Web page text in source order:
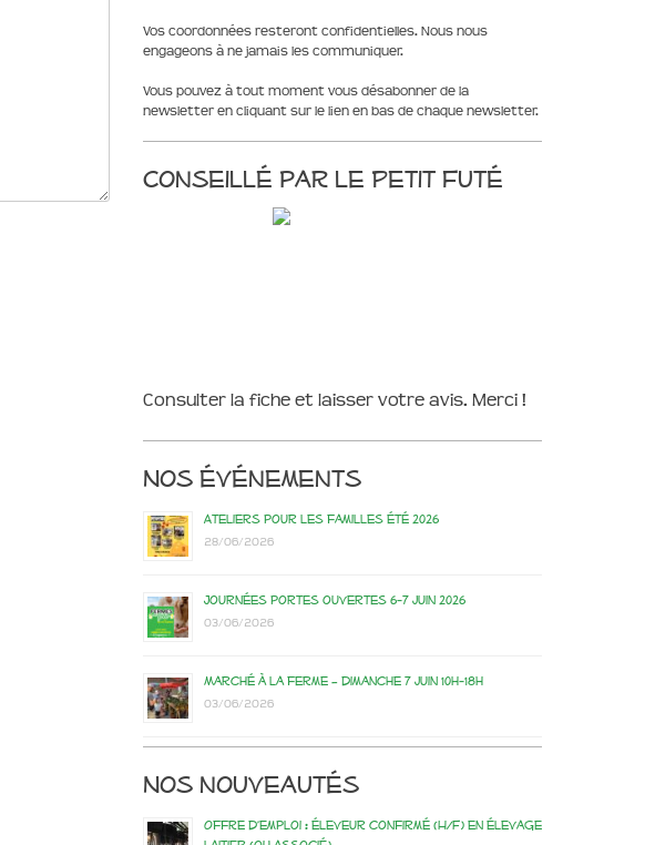
Vos coordonnées resteront confidentielles. Nous nous
engageons à ne jamais les communiquer.
Vous pouvez à tout moment vous désabonner de la
newsletter en cliquant sur le lien en bas de chaque newsletter.
Conseillé par le Petit Futé
Consulter la fiche et laisser votre avis. Merci !
Nos événements
Ateliers pour les familles été 2026
28/06/2026
Journées portes ouvertes 6-7 juin 2026
03/06/2026
Marché à la ferme – dimanche 7 juin 10h-18h
03/06/2026
Nos nouveautés
Offre d’emploi : éleveur confirmé (H/F) en élevage